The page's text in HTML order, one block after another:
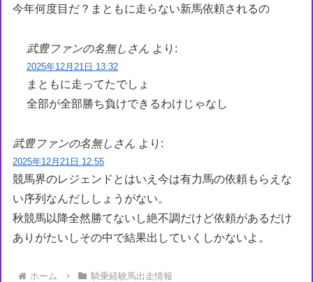
今年何度目だ？まともに走らない新馬依頼されるの
武豊ファンの名無しさん より:
2025年12月21日 13:32
まともに走ってたでしょ
全部が全部勝ち負けできるわけじゃなし
武豊ファンの名無しさん より:
2025年12月21日 12:55
競馬界のレジェンドとはいえ今は有力馬の依頼もらえな
い序列なんだししょうがない。
秋競馬以降全然勝てないし絶不調だけど依頼があるだけ
ありがたいしその中で結果出していくしかないよ。
ホーム 騎乗経験馬出走情報